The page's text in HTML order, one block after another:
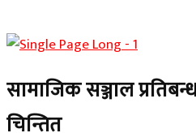
सामाजिक सञ्जाल प्रतिबन्ध
चिन्तित